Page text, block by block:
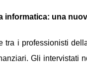
informatica: una
tra i professionisti
Gli intervistati